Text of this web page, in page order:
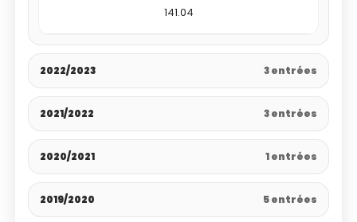
141.04
2022/2023 3 entrées
2021/2022 3 entrées
2020/2021 1 entrées
2019/2020 5 entrées